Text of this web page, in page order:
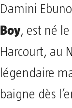
Damini
Boy, est né
Harcourt, au
légendaire
baigne dès